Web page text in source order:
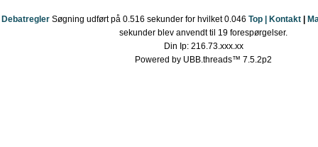
Debatregler Top | Kontakt
Søgning udført på 0.516 sekunder for hvilket 0.046
sekunder blev anvendt til 19 forespørgelser.
Din Ip: 216.73.xxx.xx
Powered by UBB.threads™ 7.5.2p2